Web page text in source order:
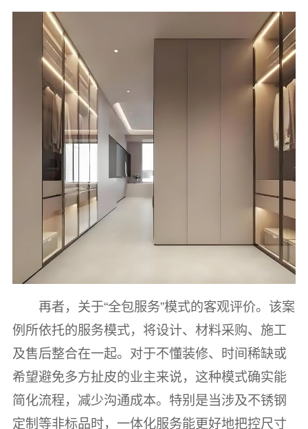
再者，关于“全包服务”模式的客观评价。该案
例所依托的服务模式，将设计、材料采购、施工
及售后整合在一起。对于不懂装修、时间稀缺或
希望避免多方扯皮的业主来说，这种模式确实能
简化流程，减少沟通成本。特别是当涉及不锈钢
定制等非标品时，一体化服务能更好地把控尺寸